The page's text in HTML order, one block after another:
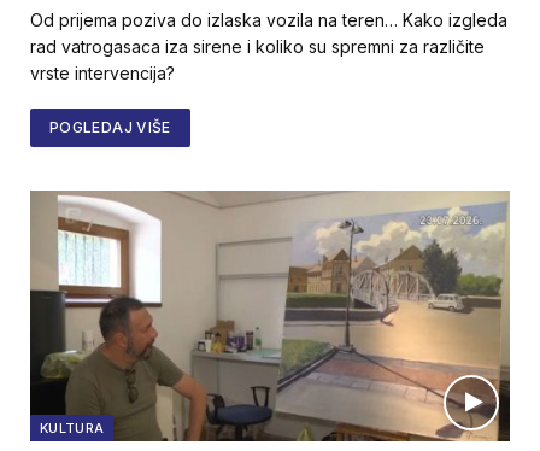
Od prijema poziva do izlaska vozila na teren… Kako izgleda
rad vatrogasaca iza sirene i koliko su spremni za različite
vrste intervencija?
POGLEDAJ VIŠE
KULTURA